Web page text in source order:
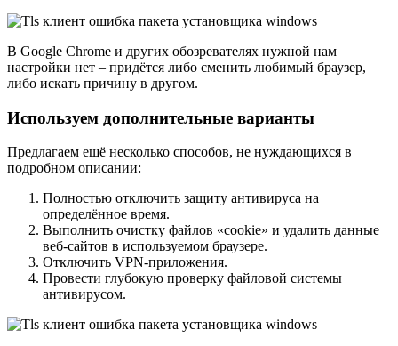
В Google Chrome и других обозревателях нужной нам
настройки нет – придётся либо сменить любимый браузер,
либо искать причину в другом.
Используем дополнительные варианты
Предлагаем ещё несколько способов, не нуждающихся в
подробном описании:
Полностью отключить защиту антивируса на
определённое время.
Выполнить очистку файлов «cookie» и удалить данные
веб-сайтов в используемом браузере.
Отключить VPN-приложения.
Провести глубокую проверку файловой системы
антивирусом.